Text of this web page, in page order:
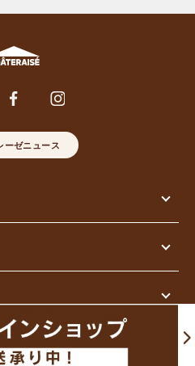
ーゼニュース
All Rights Reserved.